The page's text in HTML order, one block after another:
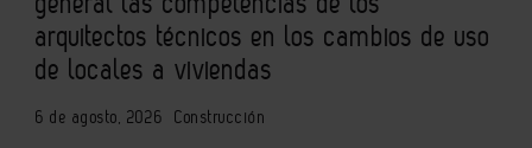
arquitectos técnicos en los cambios de uso
de locales a viviendas
6 de agosto, 2026 Construcción